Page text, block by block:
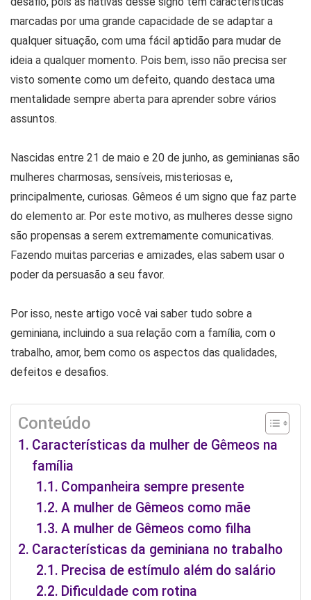
marcadas por uma grande capacidade de se adaptar a
qualquer situação, com uma fácil aptidão para mudar de
ideia a qualquer momento. Pois bem, isso não precisa ser
visto somente como um defeito, quando destaca uma
mentalidade sempre aberta para aprender sobre vários
assuntos.
Nascidas entre 21 de maio e 20 de junho, as geminianas são
mulheres charmosas, sensíveis, misteriosas e,
principalmente, curiosas. Gêmeos é um signo que faz parte
do elemento ar. Por este motivo, as mulheres desse signo
são propensas a serem extremamente comunicativas.
Fazendo muitas parcerias e amizades, elas sabem usar o
poder da persuasão a seu favor.
Por isso, neste artigo você vai saber tudo sobre a
geminiana, incluindo a sua relação com a família, com o
trabalho, amor, bem como os aspectos das qualidades,
defeitos e desafios.
Conteúdo
Características da mulher de Gêmeos na
família
Companheira sempre presente
A mulher de Gêmeos como mãe
A mulher de Gêmeos como filha
Características da geminiana no trabalho
Precisa de estímulo além do salário
Dificuldade com rotina